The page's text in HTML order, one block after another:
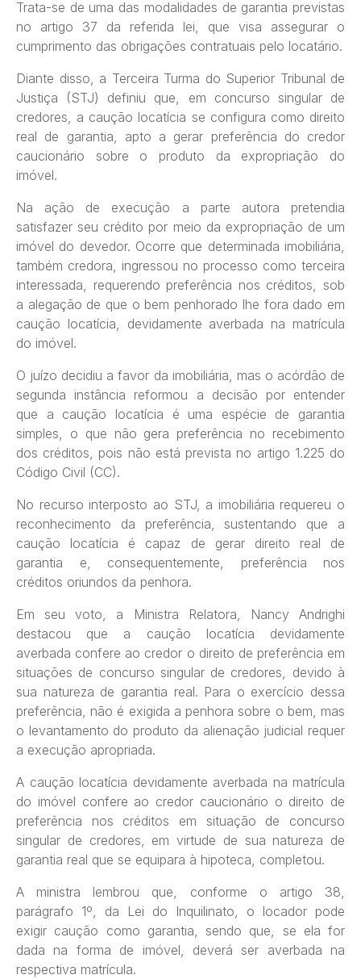
Trata-se de uma das modalidades de garantia previstas
no artigo 37 da referida lei, que visa assegurar o
cumprimento das obrigações contratuais pelo locatário.
Diante disso, a Terceira Turma do Superior Tribunal de
Justiça (STJ) definiu que, em concurso singular de
credores, a caução locatícia se configura como direito
real de garantia, apto a gerar preferência do credor
caucionário sobre o produto da expropriação do
imóvel.
Na ação de execução a parte autora pretendia
satisfazer seu crédito por meio da expropriação de um
imóvel do devedor. Ocorre que determinada imobiliária,
também credora, ingressou no processo como terceira
interessada, requerendo preferência nos créditos, sob
a alegação de que o bem penhorado lhe fora dado em
caução locatícia, devidamente averbada na matrícula
do imóvel.
O juízo decidiu a favor da imobiliária, mas o acórdão de
segunda instância reformou a decisão por entender
que a caução locatícia é uma espécie de garantia
simples, o que não gera preferência no recebimento
dos créditos, pois não está prevista no artigo 1.225 do
Código Civil (CC).
No recurso interposto ao STJ, a imobiliária requereu o
reconhecimento da preferência, sustentando que a
caução locatícia é capaz de gerar direito real de
garantia e, consequentemente, preferência nos
créditos oriundos da penhora.
Em seu voto, a Ministra Relatora, Nancy Andrighi
destacou que a caução locatícia devidamente
averbada confere ao credor o direito de preferência em
situações de concurso singular de credores, devido à
sua natureza de garantia real. Para o exercício dessa
preferência, não é exigida a penhora sobre o bem, mas
o levantamento do produto da alienação judicial requer
a execução apropriada.
A caução locatícia devidamente averbada na matrícula
do imóvel confere ao credor caucionário o direito de
preferência nos créditos em situação de concurso
singular de credores, em virtude de sua natureza de
garantia real que se equipara à hipoteca, completou.
A ministra lembrou que, conforme o artigo 38,
parágrafo 1º, da Lei do Inquilinato, o locador pode
exigir caução como garantia, sendo que, se ela for
dada na forma de imóvel, deverá ser averbada na
respectiva matrícula.